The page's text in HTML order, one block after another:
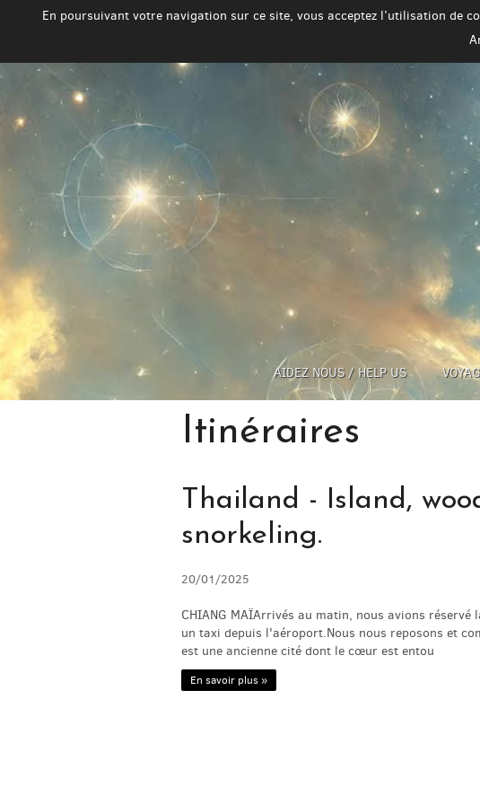
En poursuivant votre navigation sur ce site, vous acceptez l’utilisation de
AIDEZ NOUS / HELP US
Itinéraires
Thailand - Island,
snorkeling.
20/01/2025
CHIANG MAÏArrivés au matin, nous avions
un taxi depuis l'aéroport.Nous nous reposons et
est une ancienne cité dont le cœur est entou
En savoir plus »